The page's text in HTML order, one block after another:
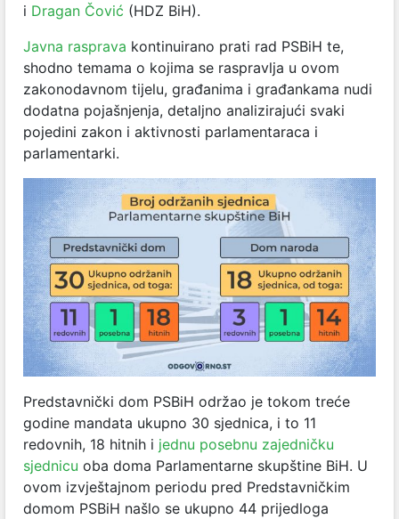
i Dragan Čović (HDZ BiH).
Javna rasprava kontinuirano prati rad PSBiH te,
shodno temama o kojima se raspravlja u ovom
zakonodavnom tijelu, građanima i građankama nudi
dodatna pojašnjenja, detaljno analizirajući svaki
pojedini zakon i aktivnosti parlamentaraca i
parlamentarki.
Predstavnički dom PSBiH održao je tokom treće
godine mandata ukupno 30 sjednica, i to 11
redovnih, 18 hitnih i jednu posebnu zajedničku
sjednicu oba doma Parlamentarne skupštine BiH. U
ovom izvještajnom periodu pred Predstavničkim
domom PSBiH našlo se ukupno 44 prijedloga